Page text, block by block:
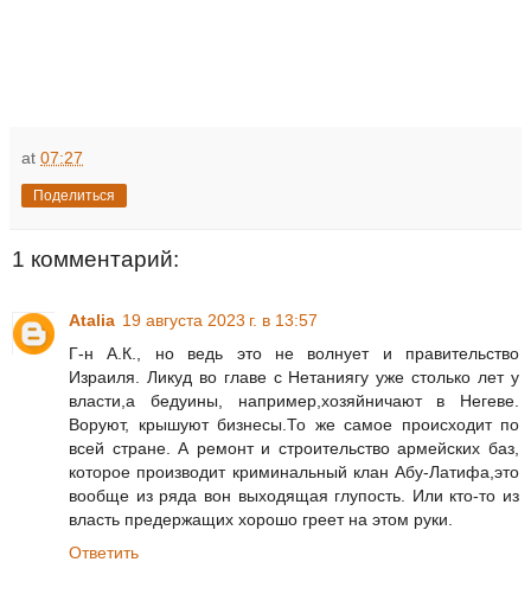
at 07:27
Поделиться
1 комментарий:
Atalia 19 августа 2023 г. в 13:57
Г-н А.К., но ведь это не волнует и правительство
Израиля. Ликуд во главе с Нетаниягу уже столько лет у
власти,а бедуины, например,хозяйничают в Негеве.
Воруют, крышуют бизнесы.То же самое происходит по
всей стране. А ремонт и строительство армейских баз,
которое производит криминальный клан Абу-Латифа,это
вообще из ряда вон выходящая глупость. Или кто-то из
власть предержащих хорошо греет на этом руки.
Ответить